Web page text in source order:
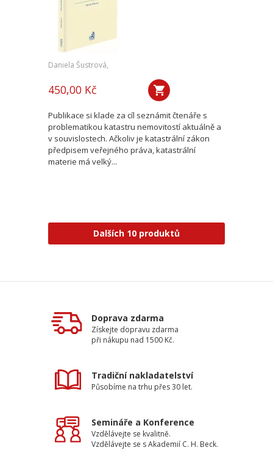
Daniela Šustrová,
450,00 Kč
Publikace si klade za cíl seznámit čtenáře s
problematikou katastru nemovitostí aktuálně a
v souvislostech. Ačkoliv je katastrální zákon
předpisem veřejného práva, katastrální
materie má velký...
Dalších 10 produktů
Doprava zdarma
Získejte dopravu zdarma
při nákupu nad 1500 Kč.
Tradiční nakladatelství
Působíme na trhu přes 30 let.
Semináře a Konference
Vzdělávejte se kvalitně.
Vzdělávejte se s Akademií C. H. Beck.